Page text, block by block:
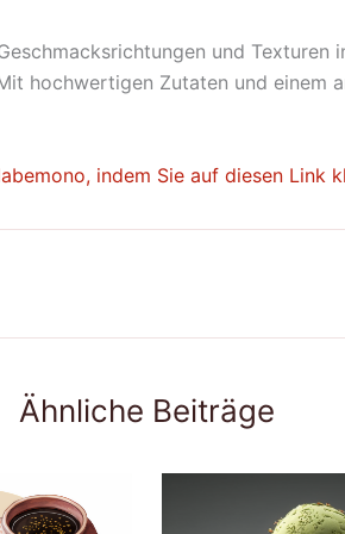
und Texturen
hochwertigen Zutaten und einem
indem Sie auf diesen Link
Ähnliche Beiträge